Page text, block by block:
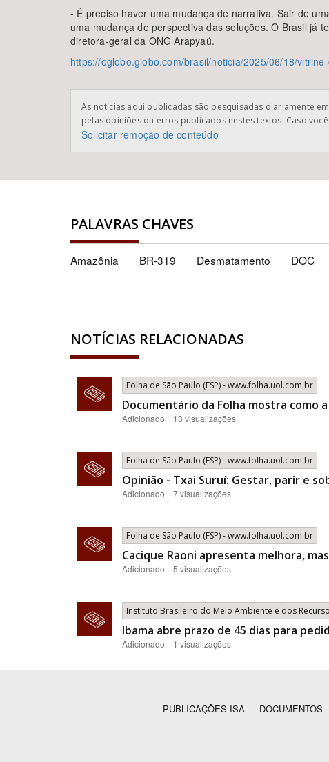
- É preciso haver uma mudança de narrativa. Sair de
uma mudança de perspectiva das soluções. O Brasil já
diretora-geral da ONG Arapyaú.
https://oglobo.globo.com/brasil/noticia/2025/06/18/
As notícias aqui publicadas são pesquisadas diariamente
pelas opiniões ou erros publicados nestes textos. Caso
Solicitar remoção de conteúdo
PALAVRAS CHAVES
Amazônia BR-319 Desmatamento DOC
NOTÍCIAS RELACIONADAS
Folha de São Paulo (FSP) - www.folha.uol.com.br
Documentário da Folha mostra como
Adicionado: | 13 visualizações
Folha de São Paulo (FSP) - www.folha.uol.com.br
Opinião - Txai Suruí: Gestar, parir e
Adicionado: | 7 visualizações
Folha de São Paulo (FSP) - www.folha.uol.com.br
Cacique Raoni apresenta melhora,
Adicionado: | 5 visualizações
Instituto Brasileiro do Meio Ambiente e dos
Ibama abre prazo de 45 dias para
Adicionado: | 1 visualizações
PUBLICAÇÕES ISA DOCUMENTOS